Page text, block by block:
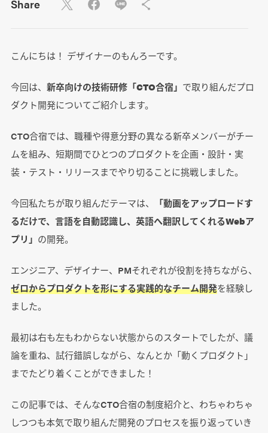
Share
こんにちは！ デザイナーのもんろーです。
今回は、 新卒向けの技術研修「CTO合宿」 で取り組んだプロ
ダクト開発についてご紹介します。
CTO合宿では、職種や得意分野の異なる新卒メンバーがチー
ムを組み、短期間でひとつのプロダクトを企画・設計・実
装・テスト・リリースまでやり切ることに挑戦しました。
今回私たちが取り組んだテーマは、
「動画をアップロードす
るだけで、言語を自動認識し、英語へ翻訳してくれるWebア
プリ」 の開発。
エンジニア、デザイナー、PMそれぞれが役割を持ちながら、
ゼロからプロダクトを形にする実践的なチーム開発を経験し
ました。
最初は右も左もわからない状態からのスタートでしたが、議
論を重ね、試行錯誤しながら、なんとか「動くプロダクト」
までたどり着くことができました！
この記事では、そんなCTO合宿の制度紹介と、わちゃわちゃ
しつつも本気で取り組んだ開発のプロセスを振り返っていき